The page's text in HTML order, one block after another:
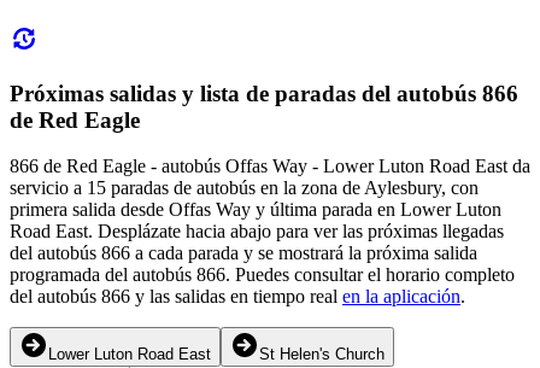
Próximas salidas y lista de paradas del autobús 866
de Red Eagle
866 de Red Eagle - autobús Offas Way - Lower Luton Road East da
servicio a 15 paradas de autobús en la zona de Aylesbury, con
primera salida desde Offas Way y última parada en Lower Luton
Road East. Desplázate hacia abajo para ver las próximas llegadas
del autobús 866 a cada parada y se mostrará la próxima salida
programada del autobús 866. Puedes consultar el horario completo
del autobús 866 y las salidas en tiempo real en la aplicación.
Lower Luton Road East St Helen's Church